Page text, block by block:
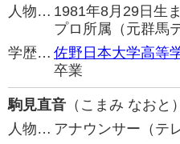
人物… 1981年8月29日生
プロ所属（元群馬
学歴… 佐野日本大学高等
卒業
駒見直音 （こまみ なおと）
人物… アナウンサー（テ